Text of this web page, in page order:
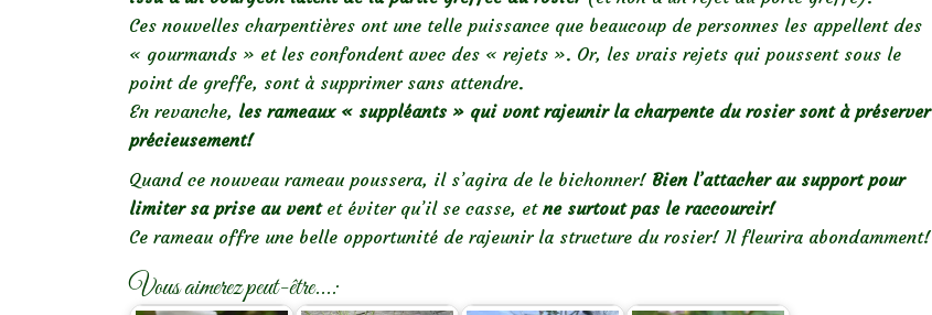
Ces nouvelles charpentières ont une telle puissance que beaucoup de personnes les appellent des
« gourmands » et les confondent avec des « rejets ». Or, les vrais rejets qui poussent sous le
point de greffe, sont à supprimer sans attendre.
En revanche, les rameaux « suppléants » qui vont rajeunir la charpente du rosier sont à préserver
précieusement!
Quand ce nouveau rameau poussera, il s’agira de le bichonner! Bien l’attacher au support pour
limiter sa prise au ventet éviter qu’il se casse, et ne surtout pas le raccourcir!
Ce rameau offre une belle opportunité de rajeunir la structure du rosier! Il fleurira abondamment!
Vous aimerez peut-être...: